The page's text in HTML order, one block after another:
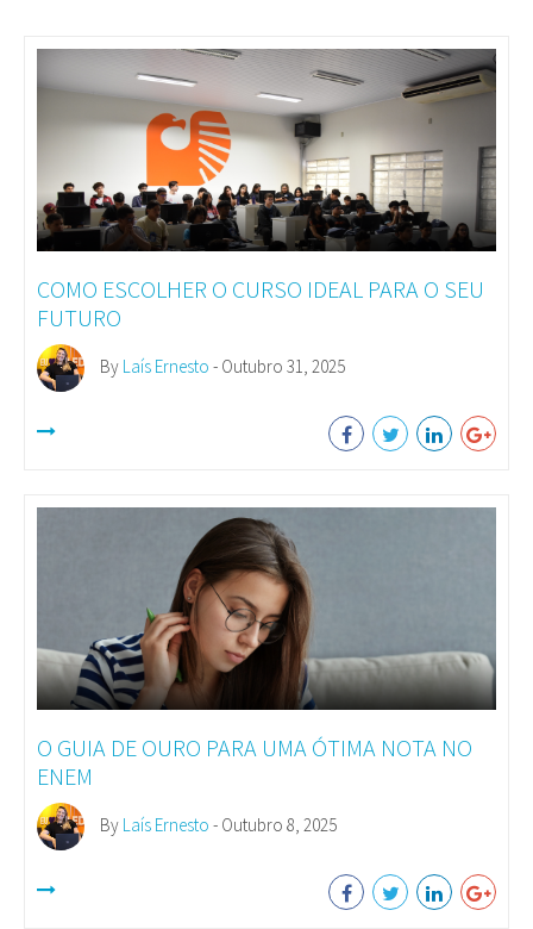
COMO ESCOLHER O CURSO IDEAL PARA O SEU
FUTURO
By Laís Ernesto - Outubro 31, 2025
O GUIA DE OURO PARA UMA ÓTIMA NOTA NO
ENEM
By Laís Ernesto - Outubro 8, 2025